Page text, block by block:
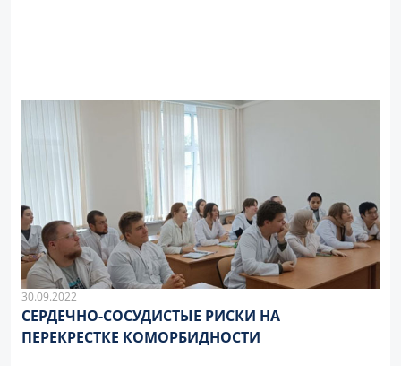
30.09.2022
СЕРДЕЧНО-СОСУДИСТЫЕ РИСКИ НА
ПЕРЕКРЕСТКЕ КОМОРБИДНОСТИ